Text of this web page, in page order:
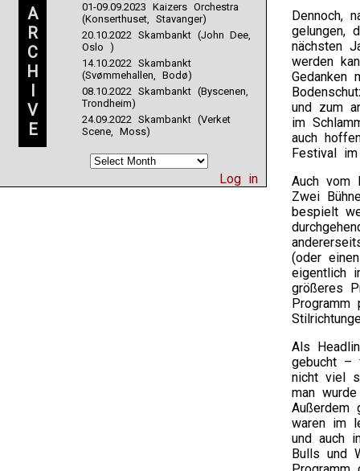
A
R
C
H
I
V
E
01-09.09.2023 Kaizers Orchestra
(Konserthuset, Stavanger)
20.10.2022 Skambankt (John Dee,
Oslo )
14.10.2022 Skambankt
(Svømmehallen, Bodø)
08.10.2022 Skambankt (Byscenen,
Trondheim)
24.09.2022 Skambankt (Verket
Scene, Moss)
Log in
Dennoch,
gelungen,
nächsten
werden
Gedanken
und zum
im
auch
Festival im
Auch vom
Zwei
bespielt
(oder
eigentlich
größeres
Als
gebucht –
nicht viel
man
Außerdem
waren im
und auch
Bulls und